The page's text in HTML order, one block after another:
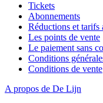
Tickets
Abonnements
Réductions et tarifs
Les points de vente
Le paiement sans
Conditions
Conditions de vente
A propos de De Lijn